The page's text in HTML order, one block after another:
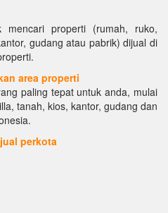
properti (rumah, ruko,
gudang atau pabrik) dijual di
area properti
paling tepat untuk anda, mulai
tanah, kios, kantor, gudang dan
perkota